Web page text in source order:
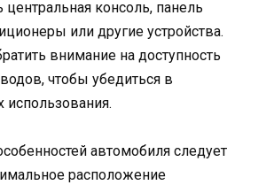
консоль, панель
или другие устройства.
внимание на доступность
чтобы убедиться в
автомобиля следует
расположение